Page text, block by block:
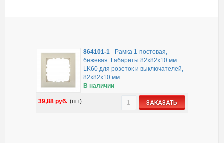
864101-1 - Рамка 1-постовая,
бежевая. Габариты 82х82х10 мм.
LK60 для розеток и выключателей,
82х82х10 мм
В наличии
39,88руб. (шт) ЗАКАЗАТЬ